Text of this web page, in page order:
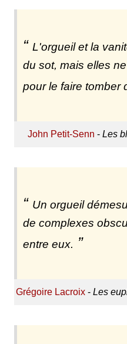
L'orgueil et la
du sot, mais elles
pour le faire tomber
John Petit-Senn -Les
Un orgueil
de complexes
entre eux.
Grégoire Lacroix- Les